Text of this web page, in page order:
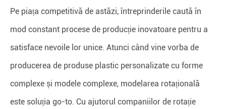
Pe piața competitivă de astăzi, întreprinderile caută în
mod constant procese de producție inovatoare pentru a
satisface nevoile lor unice. Atunci când vine vorba de
producerea de produse plastic personalizate cu forme
complexe și modele complexe, modelarea rotațională
este soluția go-to. Cu ajutorul companiilor de rotație